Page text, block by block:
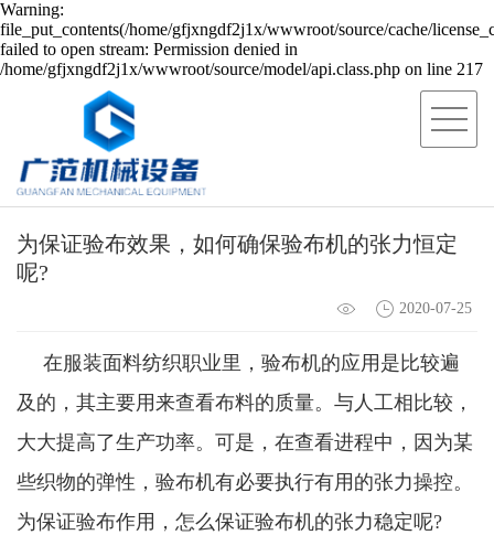
Warning:
file_put_contents(/home/gfjxngdf2j1x/wwwroot/source/cache/
failed to open stream: Permission denied in
/home/gfjxngdf2j1x/wwwroot/source/model/api.class.php on line 217
为保证验布效果，如何确保验布机的张力恒定
呢?
2020-07-25
在服装面料纺织职业里，验布机的应用是比较遍
及的，其主要用来查看布料的质量。与人工相比较，
大大提高了生产功率。可是，在查看进程中，因为某
些织物的弹性，验布机有必要执行有用的张力操控。
为保证验布作用，怎么保证验布机的张力稳定呢?